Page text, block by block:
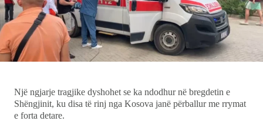
Showbiz
Ekonomi
Udhëtime
Një ngjarje tragjike dyshohet se ka ndodhur në bregdetin e
Shëngjinit, ku disa të rinj nga Kosova janë përballur me rrymat
e forta detare.